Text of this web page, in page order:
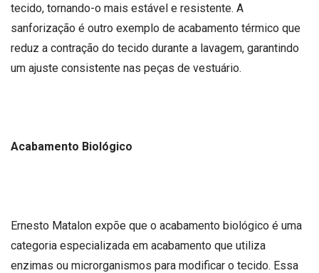
tecido, tornando-o mais estável e resistente. A
sanforização é outro exemplo de acabamento térmico que
reduz a contração do tecido durante a lavagem, garantindo
um ajuste consistente nas peças de vestuário.
Acabamento Biológico
Ernesto Matalon expõe que o acabamento biológico é uma
categoria especializada em acabamento que utiliza
enzimas ou microrganismos para modificar o tecido. Essa